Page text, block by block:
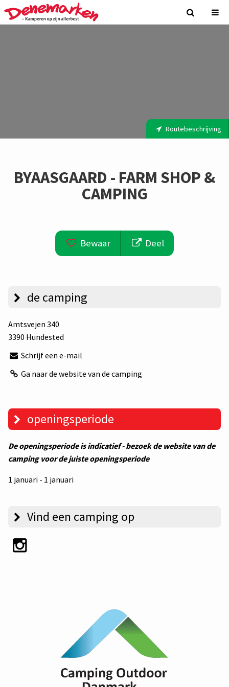
Routebeschrijving
BYAASGAARD - FARM SHOP &
CAMPING
Bewaar Deel
de camping
Amtsvejen 340
3390 Hundested
Schrijf een e-mail
Ga naar de website van de camping
openingsperiode
De openingsperiode is indicatief - bezoek de website van de
camping voor de juiste openingsperiode
1 januari - 1 januari
Vind een camping op